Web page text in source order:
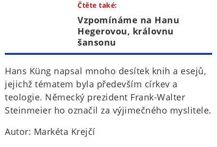
Čtěte také:
Vzpomínáme na Hanu
Hegerovou, královnu
šansonu
Hans Küng napsal mnoho desítek knih a esejů,
jejichž tématem byla především církev a
teologie. Německý prezident Frank-Walter
Steinmeier ho označil za výjimečného myslitele.
Autor: Markéta Krejčí